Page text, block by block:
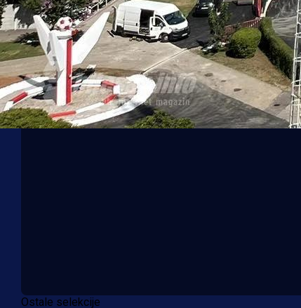
Ostale selekcije